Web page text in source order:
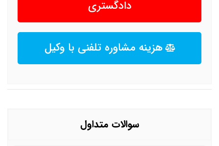
دادگستری
هزینه مشاوره تلفنی با وکیل
سوالات متداول